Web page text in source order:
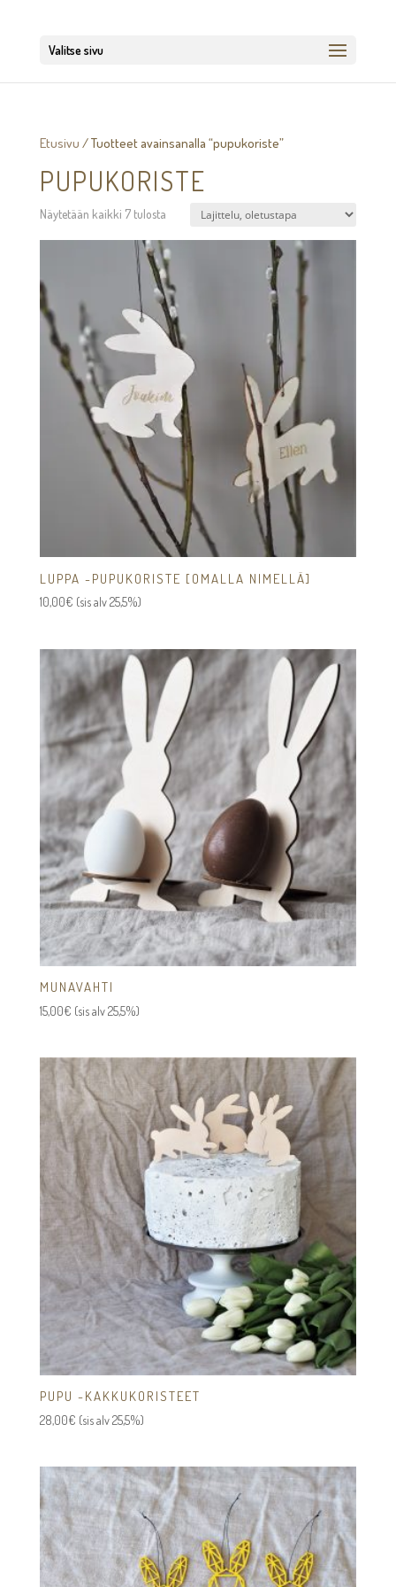
Valitse sivu
Etusivu / Tuotteet avainsanalla “pupukoriste”
PUPUKORISTE
Näytetään kaikki 7 tulosta
LUPPA -PUPUKORISTE [OMALLA NIMELLÄ]
10,00€ (sis alv 25,5%)
MUNAVAHTI
15,00€ (sis alv 25,5%)
PUPU -KAKKUKORISTEET
28,00€ (sis alv 25,5%)